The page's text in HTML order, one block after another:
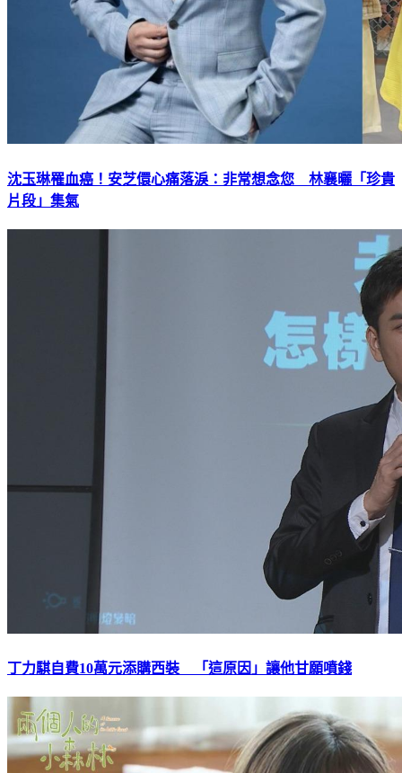
沈玉琳罹血癌！安芝儇心痛落淚：非常想念您 林襄曬「珍貴
片段」集氣
丁力騏自費10萬元添購西裝 「這原因」讓他甘願噴錢